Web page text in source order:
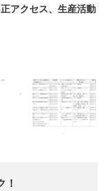
アクセス、生産活動